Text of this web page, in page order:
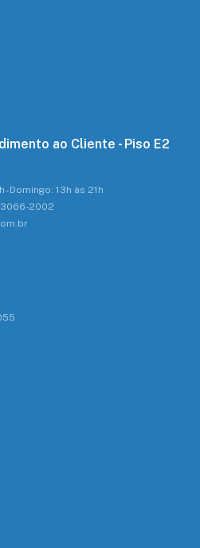
ao Cliente - Piso E2
Domingo: 13h às 21h
2002